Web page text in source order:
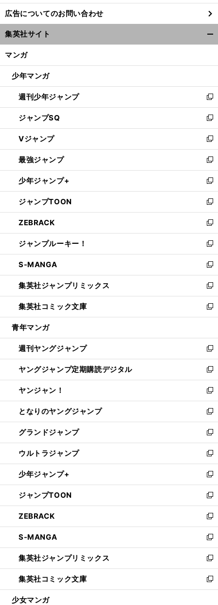
し
い
ウ
ィ
ン
ウ
開
く
広告についてのお問い合わせ
集英社サイト
マンガ
少年マンガ
週刊少年ジャンプ
新
し
い
ウ
ィ
ン
ド
ウ
で
開
く
ジャンプSQ
新
し
い
ウ
ィ
ン
ド
ウ
で
開
く
Vジャンプ
新
し
い
ウ
ィ
ン
ド
ウ
で
開
く
最強ジャンプ
新
し
い
ウ
ィ
ン
ド
ウ
で
開
く
少年ジャンプ+
新
し
い
ウ
ィ
ン
ド
ウ
で
開
く
ジャンプTOON
新
し
い
ウ
ィ
ン
ド
ウ
で
開
く
ZEBRACK
新
し
い
ウ
ィ
ン
ド
ウ
で
開
ジャンプルーキー！
新
し
い
ウ
ィ
ン
ド
ウ
開
く
S-MANGA
新
し
い
ウ
ィ
ン
ウ
で
開
く
集英社ジャンプリミックス
新
し
い
ウ
ン
ド
ウ
で
開
く
集英社コミック文庫
新
し
ウ
ィ
ン
ド
ウ
で
開
く
青年マンガ
週刊ヤングジャンプ
新
し
い
ウ
ィ
ン
ド
ウ
で
開
く
ヤングジャンプ定期購読デジタル
新
し
い
ウ
ィ
ン
ド
ウ
で
開
く
ヤンジャン！
新
し
い
ウ
ィ
ン
ド
ウ
で
開
く
となりのヤングジャンプ
新
し
い
ウ
ィ
ン
ド
ウ
で
開
く
グランドジャンプ
新
し
い
ウ
ィ
ン
ド
ウ
で
開
く
ウルトラジャンプ
新
し
い
ウ
ィ
ン
ド
ウ
で
開
く
少年ジャンプ+
新
し
い
ウ
ィ
ン
ド
ウ
で
開
く
ジャンプTOON
新
し
い
ウ
ィ
ン
ド
ウ
で
開
ZEBRACK
新
し
い
ウ
ィ
ン
ド
ウ
S-MANGA
新
し
い
ウ
ィ
ン
集英社ジャンプリミックス
新
し
い
ウ
集英社コミック文庫
新
し
少女マンガ